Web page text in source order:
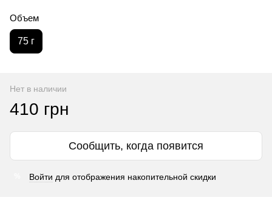
Объем
75 г
Нет в наличии
410 грн
Сообщить, когда появится
Войти для отображения накопительной скидки